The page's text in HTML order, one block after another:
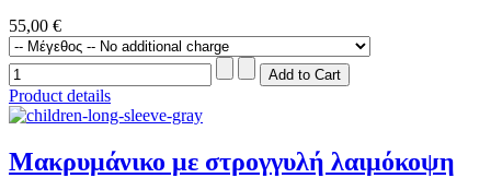
55,00 €
Product details
Μακρυμάνικο με στρογγυλή λαιμόκοψη